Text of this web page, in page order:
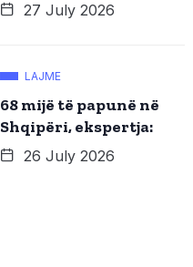
27 July 2026
LAJME
68 mijë të papunë në
Shqipëri, ekspertja:
26 July 2026